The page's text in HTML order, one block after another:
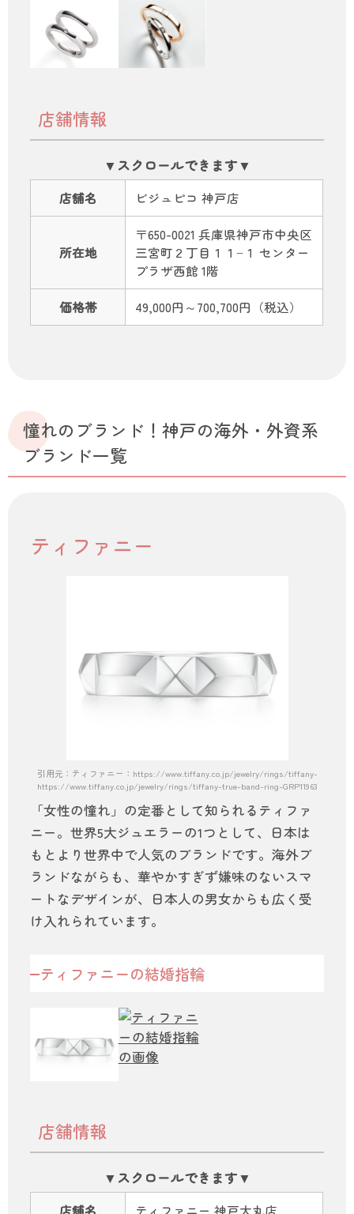
店舗情報
店舗名 ビジュピコ 神戸店
所在地
〒650-0021 兵庫県神戸市中央区
三宮町２丁目１１−１ センター
プラザ西館 1階
価格帯 49,000円～700,700円（税込）
憧れのブランド！神戸の海外・外資系
ブランド一覧
ティファニー
引用元：ティファニー：https://www.tiffany.co.jp/jewelry/rings/tiffany-true-
https://www.tiffany.co.jp/jewelry/rings/tiffany-true-band-ring-GRP11963/
「女性の憧れ」の定番として知られるティファ
ニー。世界5大ジュエラーの1つとして、日本は
もとより世界中で人気のブランドです。海外ブ
ランドながらも、華やかすぎず嫌味のないスマ
ートなデザインが、日本人の男女からも広く受
け入れられています。
ティファニーの結婚指輪
店舗情報
店舗名 ティファニー 神戸大丸店